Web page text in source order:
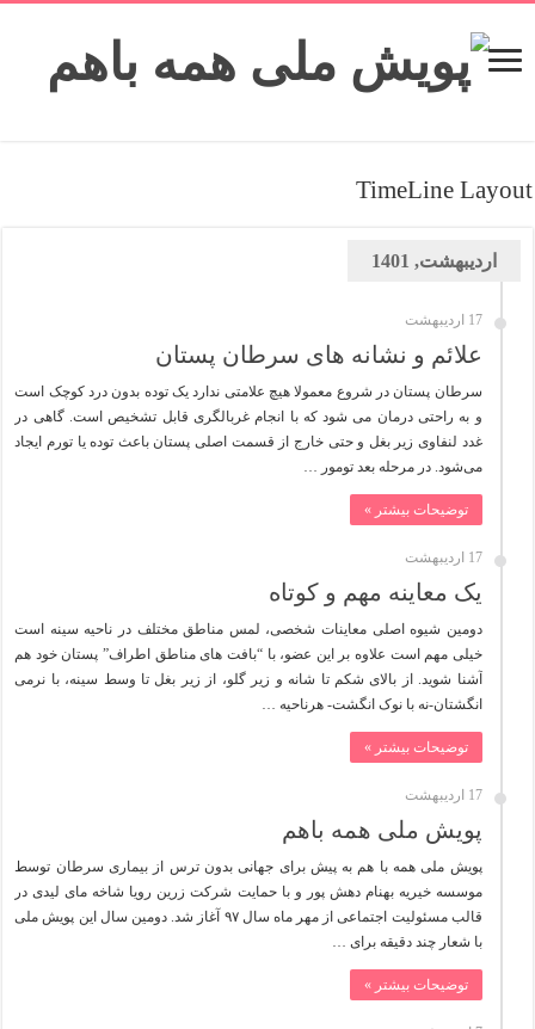
TimeLine Layout
اردیبهشت, 1401
17 اردیبهشت
علائم و نشانه های سرطان پستان
سرطان پستان در شروع معمولا هیچ علامتی ندارد یک توده بدون درد کوچک است
و به راحتی درمان می شود که با انجام غربالگری قابل تشخیص است. گاهی در
غدد لنفاوی زیر بغل و حتی خارج از قسمت اصلی پستان باعث توده یا تورم ایجاد
می‌شود. در مرحله بعد تومور …
توضیحات بیشتر »
17 اردیبهشت
یک معاینه مهم و کوتاه
دومین شیوه اصلی معاینات شخصی، لمس مناطق مختلف در ناحیه سینه است
خیلی مهم است علاوه بر این عضو، با “بافت های مناطق اطراف” پستان خود هم
آشنا شوید. از بالای شکم تا شانه و زیر گلو، از زیر بغل تا وسط سینه، با نرمی
انگشتان-نه با نوک انگشت- هرناحیه …
توضیحات بیشتر »
17 اردیبهشت
پویش ملی همه باهم
پویش ملی همه با هم به پیش برای جهانی بدون ترس از بیماری سرطان توسط
موسسه خیریه بهنام دهش پور و با حمایت شرکت زرین رویا شاخه مای لیدی در
قالب مسئولیت اجتماعی از مهر ماه سال ۹۷ آغاز شد. دومین سال این پویش ملی
با شعار چند دقیقه برای …
توضیحات بیشتر »